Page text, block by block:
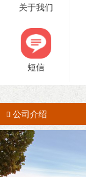
关于我们
短信
 公司介绍